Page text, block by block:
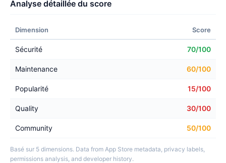
Analyse détaillée du score
Dimension Score
Sécurité 70/100
Maintenance 60/100
Popularité 15/100
Quality 30/100
Community 50/100
Basé sur 5 dimensions. Data from App Store metadata, privacy labels,
permissions analysis, and developer history.